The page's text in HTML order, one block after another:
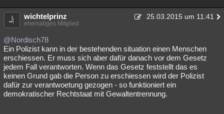
wichtelprinz 25.03.2015 um 11:41
ehemaliges Mitglied
@Nordisch78
Ein Polizist kann in der bestehenden situation einen Menschen
erschiessen. Er muss sich aber dafür danach vor dem Gesetz
jedem Fall verantworten. Wenn das Gesetz feststellt das es
keinen Grund gab die Person zu erschiessen wird der Polizist
dafür zur verantwoetung gezogen - so funktioniert ein
demokratischer Rechtstaat mit Gewaltentrennung.